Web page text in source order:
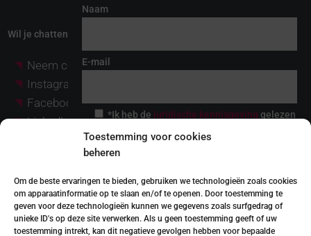
Toestemming voor cookies
beheren
Om de beste ervaringen te bieden, gebruiken we technologieën zoals cookies
om apparaatinformatie op te slaan en/of te openen. Door toestemming te
geven voor deze technologieën kunnen we gegevens zoals surfgedrag of
unieke ID's op deze site verwerken. Als u geen toestemming geeft of uw
toestemming intrekt, kan dit negatieve gevolgen hebben voor bepaalde
Naam
E-mail
*Ik heb de juridische kennisgeving gelezen
en ik accepteer deze
Ik ga ermee akkoord gecontacteerd te
aangevraagde en om mij als klant te
behouden.
De verwerkingsverantwoordelijke voor de via het contactformulier
verstrekte persoonsgegevens is QUADRATIA CONSULTANTS, S.L.
(QUADRATIA), die een legitiem belang heeft en uw toestemming
verkrijgt om deze te verwerken om te reageren op de daarin gestelde
Wil je chatten?
Neem contact op met
Instagram
Facebook
LinkedIn
© Quadratia 2026 Wettelijke kennisgeving
Cookiebeleid